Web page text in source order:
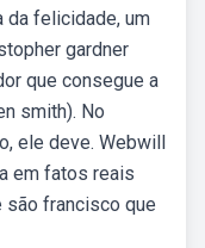
da felicidade, um
gardner
que consegue a
smith). No
ele deve. Webwill
em fatos reais
são francisco que